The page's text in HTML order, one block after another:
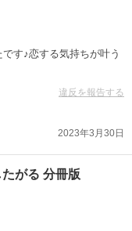
す♪恋する気持ちが叶う
違反を報告する
2023年3月30日
がる 分冊版